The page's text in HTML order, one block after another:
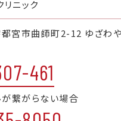
宮市曲師町2-12 ゆざわ
461
繋がらない場合